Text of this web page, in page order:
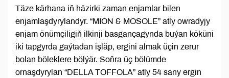
Täze kärhana iň häzirki zaman enjamlar bilen
enjamlaşdyrylandyr. “MION & MOSOLE” atly owradyjy
enjam önümçiligiň ilkinji basgançagynda buýan köküni
iki tapgyrda gaýtadan işläp, ergini almak üçin zerur
bolan böleklere bölýär. Soňra üç bölümde
ornaşdyrylan “DELLA TOFFOLA” atly 54 sany ergin